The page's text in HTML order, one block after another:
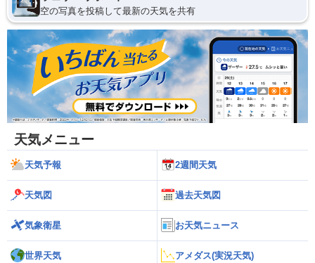
空の写真を投稿して最新の天気を共有
天気メニュー
天気予報 2週間天気
天気図 過去天気図
気象衛星 お天気ニュース
世界天気 アメダス(実況天気)